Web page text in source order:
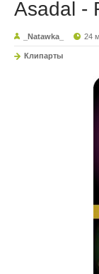
Asadal -
_Natawka_ 24
Клипарты